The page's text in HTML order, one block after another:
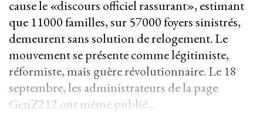
cause le «discours officiel rassurant», estimant
que 11000 familles, sur 57000 foyers sinistrés,
demeurent sans solution de relogement. Le
mouvement se présente comme légitimiste,
réformiste, mais guère révolutionnaire. Le 18
septembre, les administrateurs de la page
GenZ212 ont même publié...